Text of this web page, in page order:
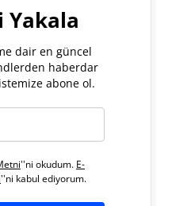
Yakala
dair en güncel
haberdar
abone ol.
''ni okudum. E-
''ni kabul ediyorum.